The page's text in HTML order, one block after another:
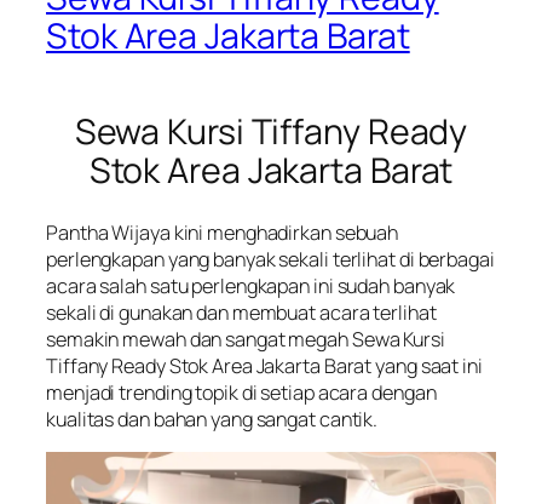
Stok Area Jakarta Barat
Sewa Kursi Tiffany Ready
Stok Area Jakarta Barat
Pantha Wijaya kini menghadirkan sebuah
perlengkapan yang banyak sekali terlihat di berbagai
acara salah satu perlengkapan ini sudah banyak
sekali di gunakan dan membuat acara terlihat
semakin mewah dan sangat megah Sewa Kursi
Tiffany Ready Stok Area Jakarta Barat yang saat ini
menjadi trending topik di setiap acara dengan
kualitas dan bahan yang sangat cantik.